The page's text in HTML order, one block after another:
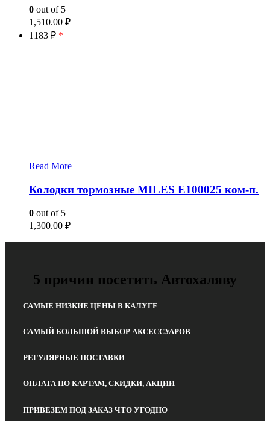
0 out of 5
1,510.00 ₽
1183 ₽ *
Read More
Колодки тормозные MILES E100025 ком-п.
0 out of 5
1,300.00 ₽
5 причин посетить Автохаляву
САМЫЕ НИЗКИЕ ЦЕНЫ В КАЛУГЕ
САМЫЙ БОЛЬШОЙ ВЫБОР АКСЕССУАРОВ
РЕГУЛЯРНЫЕ ПОСТАВКИ
ОПЛАТА ПО КАРТАМ, СКИДКИ, АКЦИИ
ПРИВЕЗЕМ ПОД ЗАКАЗ ЧТО УГОДНО